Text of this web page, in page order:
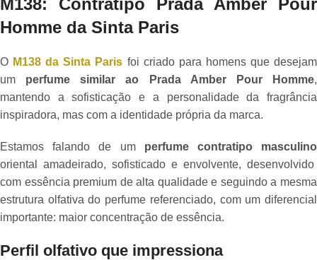
M138: Contratipo Prada Amber Pour
Homme da Sinta Paris
O M138 da Sinta Paris foi criado para homens que desejam
um perfume similar ao Prada Amber Pour Homme,
mantendo a sofisticação e a personalidade da fragrância
inspiradora, mas com a identidade própria da marca.
Estamos falando de um perfume contratipo masculino
oriental amadeirado, sofisticado e envolvente, desenvolvido
com essência premium de alta qualidade e seguindo a mesma
estrutura olfativa do perfume referenciado, com um diferencial
importante: maior concentração de essência.
Perfil olfativo que impressiona